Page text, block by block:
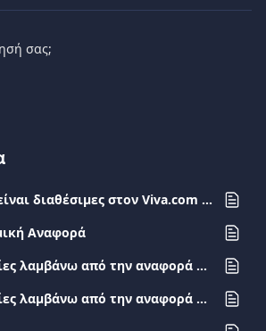
σας;
Ποιες αναφορές είναι διαθέσιμες στον Viva.com λογαριασμό και πού μπορώ να τις εντοπίσω;
Αναφορά
Ποιες πληροφορίες λαμβάνω από την αναφορά Δόσεων;
Ποιες πληροφορίες λαμβάνω από την αναφορά Card Expenses;